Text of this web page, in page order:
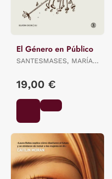
El Género en Público
SANTESMASES, MARÍA
19,00 €